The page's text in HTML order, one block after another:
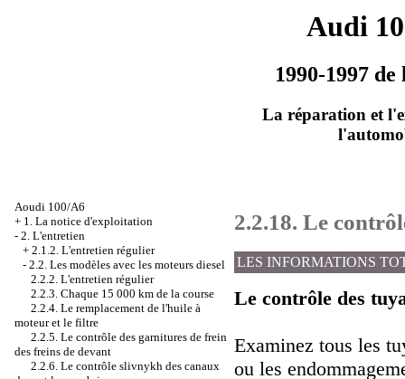
Audi
1990-1997
La réparation et
Aoudi 100/A6
+ 1. La notice d'exploitation
- 2. L'entretien
+ 2.1.2. L'entretien régulier
- 2.2. Les modèles avec les moteurs diesel
2.2.2. L'entretien régulier
2.2.3. Chaque 15 000 km de la course
2.2.4. Le remplacement de l'huile à
moteur et le filtre
2.2.5. Le contrôle des garnitures de frein
des freins de devant
2.2.6. Le contrôle slivnykh des canaux
2.2.18. Le
LES INFORMATIONS
Le contrôle des
Examinez tous les
ou les